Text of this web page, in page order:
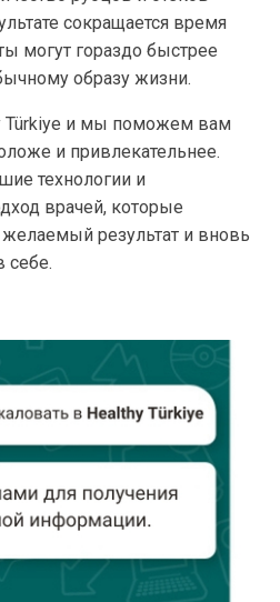
сокращается время
могут гораздо быстрее
образу жизни.
Türkiye и мы поможем вам
и привлекательнее.
технологии и
врачей, которые
результат и вновь
себе.